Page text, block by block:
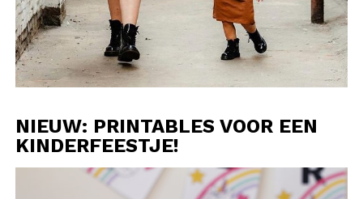
NIEUW: PRINTABLES VOOR EEN
KINDERFEESTJE!